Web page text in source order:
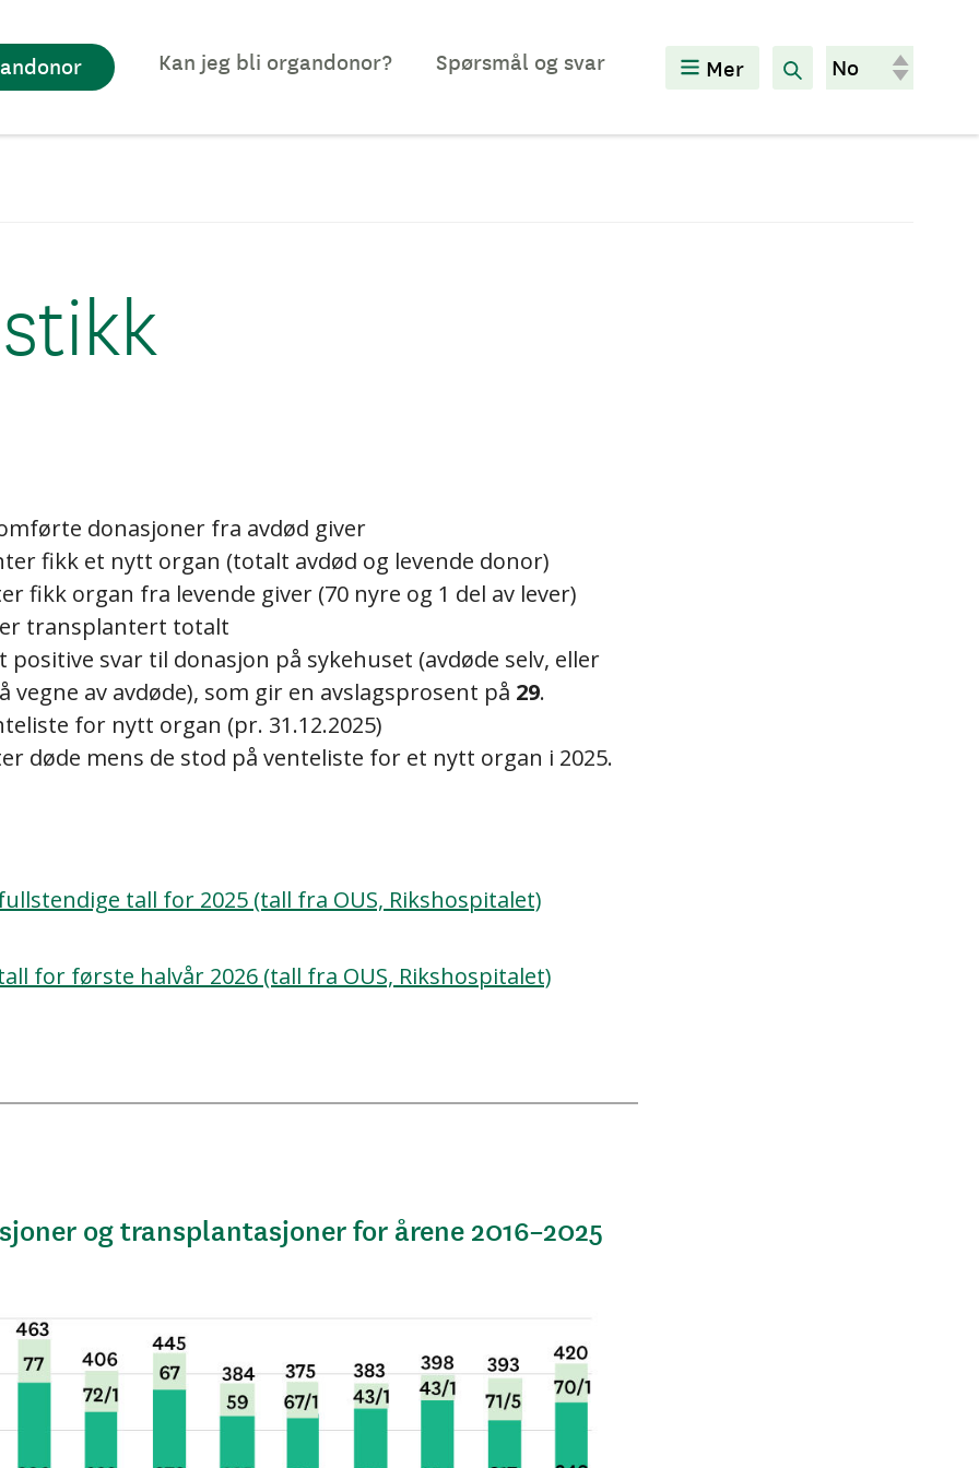
Kan jeg bli organdonor? Spørsmål og svar Mer
donasjoner fra avdød giver
fikk et nytt organ (totalt avdød og levende donor)
fikk organ fra levende giver (70 nyre og 1 del av lever)
transplantert totalt
svar til donasjon på sykehuset (avdøde selv, eller
vegne av avdøde), som gir en avslagsprosent på 29.
for nytt organ (pr. 31.12.2025)
døde mens de stod på venteliste for et nytt organ i 2025.
tall for 2025 (tall fra OUS, Rikshospitalet)
for første halvår 2026 (tall fra OUS, Rikshospitalet)
og transplantasjoner for årene 2016–2025